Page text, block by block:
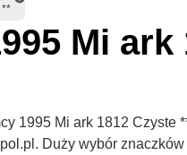
**
Mi ark
1995 Mi ark 1812 Czyste
Duży wybór